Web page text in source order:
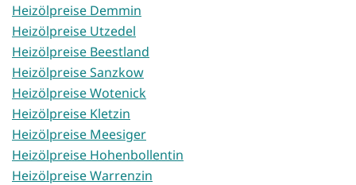
Heizölpreise Demmin
Heizölpreise Utzedel
Heizölpreise Beestland
Heizölpreise Sanzkow
Heizölpreise Wotenick
Heizölpreise Kletzin
Heizölpreise Meesiger
Heizölpreise Hohenbollentin
Heizölpreise Warrenzin